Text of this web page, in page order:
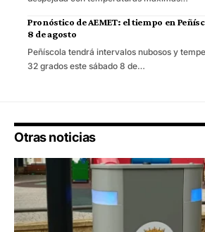
Pronóstico de AEMET: el tiempo en
8 de agosto
Peñíscola tendrá intervalos nubosos y
32 grados este sábado 8 de…
Otras noticias